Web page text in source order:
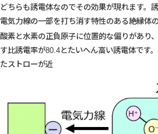
どちらも誘電体なのでその効果が現れます。
電気力線の一部を打ち消す特性のある絶縁体
酸素と水素の正負原子に位置的な偏りがあり
す比誘電率が80.4とたいへん高い誘電体です
たストローが近